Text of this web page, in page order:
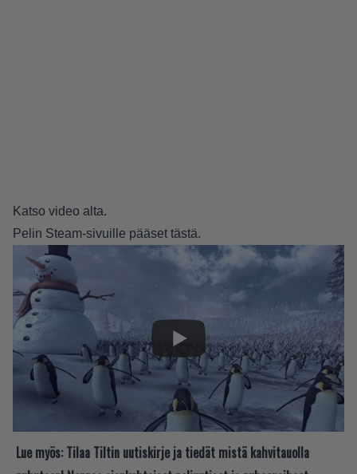
Katso video alta.
Pelin Steam-sivuille pääset tästä.
Lue myös: Tilaa Tiltin uutiskirje ja tiedät mistä kahvitauolla